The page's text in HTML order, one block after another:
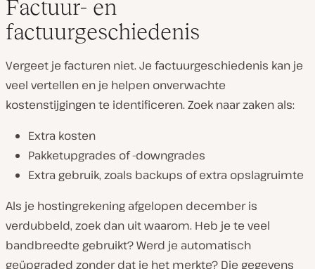
Factuur- en
factuurgeschiedenis
Vergeet je facturen niet. Je factuurgeschiedenis kan je
veel vertellen en je helpen onverwachte
kostenstijgingen te identificeren. Zoek naar zaken als:
Extra kosten
Pakketupgrades of -downgrades
Extra gebruik, zoals backups of extra opslagruimte
Als je hostingrekening afgelopen december is
verdubbeld, zoek dan uit waarom. Heb je te veel
bandbreedte gebruikt? Werd je automatisch
geüpgraded zonder dat je het merkte? Die gegevens